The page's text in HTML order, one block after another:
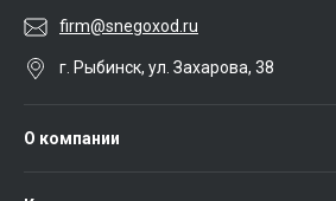
firm@snegoxod.ru
г. Рыбинск, ул. Захарова, 38
О компании